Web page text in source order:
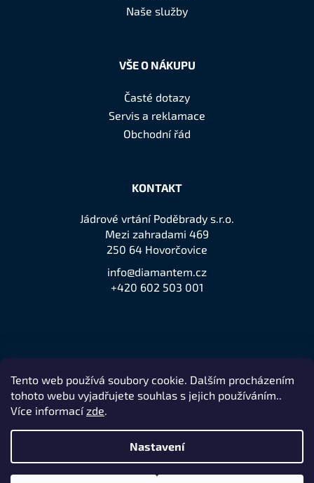
Tento web používá soubory cookie. Dalším procházením
tohoto webu vyjadřujete souhlas s jejich používáním..
Více informacízde.
Nastavení
Naše služby
VŠE O NÁKUPU
Časté dotazy
Servis a reklamace
Obchodní řád
KONTAKT
Jádrové vrtání Poděbrady s.r.o.
Mezi zahradami 469
250 64 Hovorčovice
info@diamantem.cz
+420 602 503 001
Přijímáme online platby
NakódovaloRemedio Digital| Vytvořil Shoptet